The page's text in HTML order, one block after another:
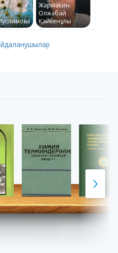
Жармакин
Олжабай
Қайкенұлы